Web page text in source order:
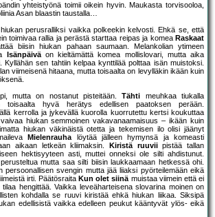
yhteistyönä toimii oikein hyvin. Maukasta torvisooloa,
Asan blaastin taustalla…
perusralliksi vaikka polkeekin kelvosti. Ehkä se, että
toimivaa rallia ja perästä starttaa reipas ja komea Raskaat
biisin hiukan pahaan saumaan. Melankolian ytimeen
Isänpäiväon kieltämättä komea mollislovari, mutta aika
sen tahtiin kelpaa kynttilää polttaa isän muistoksi.
viimeisenä hitaana, mutta toisaalta on levylläkin ikään kuin
mutta on nostanut pisteitään.Tähti meuhkaa tiukalla
toisaalta hyvä herätys edellisen paatoksen perään.
kerrolla ja jykevällä kuorolla kuorrutettu kertsi koukuttaa
hiukan semmoinen vakavanaamaisuus – ikään kuin
hiukan väkinäistä otetta ja tekemisen ilo olisi jäänyt
Mielenrauhalöytää jälleen hymynsä ja komeasti
aikaan letkeän kliimaksin.
Kiristä ruuviipistää tallan
hektisyyteen asti, muttei onneksi ole silti ahdistunut.
mutta saa silti biisin laukkaamaan hetkessä ohi.
persoonallisen svengin mutta jää liiaksi pyörteilemään eikä
irti. Päätösraita Kun olet siinämuistaa viimein että ei
hengittää. Vaikka leveäharteisena slovarina moinen on
kohdalla se ruuvi kiristää ehkä hiukan liikaa. Siksipä
edellisistä vaikka edelleen peukut kääntyvät ylös- eikä